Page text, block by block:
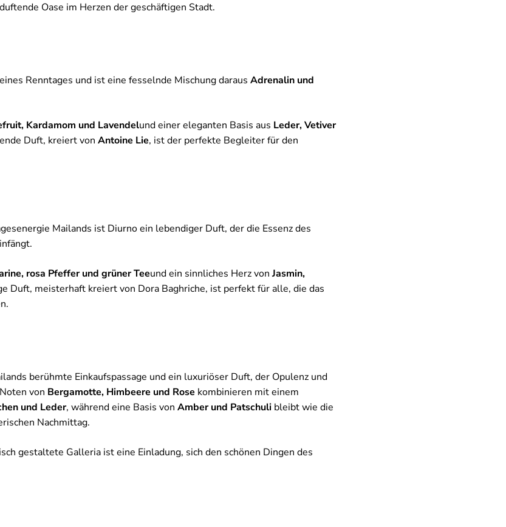
Oase im Herzen der geschäftigen Stadt.
Renntages und ist eine fesselnde Mischung daraus Adrenalin und
Kardamom und Lavendelund einer eleganten Basis aus Leder, Vetiver
Duft, kreiert von Antoine Lie, ist der perfekte Begleiter für den
Mailands ist Diurno ein lebendiger Duft, der die Essenz des
rosa Pfeffer und grüner Teeund ein sinnliches Herz von Jasmin,
Duft, meisterhaft kreiert von Dora Baghriche, ist perfekt für alle, die das
berühmte Einkaufspassage und ein luxuriöser Duft, der Opulenz und
von Bergamotte, Himbeere und Rose kombinieren mit einem
und Leder, während eine Basis von Amber und Patschuli bleibt wie die
Nachmittag.
gestaltete Galleria ist eine Einladung, sich den schönen Dingen des